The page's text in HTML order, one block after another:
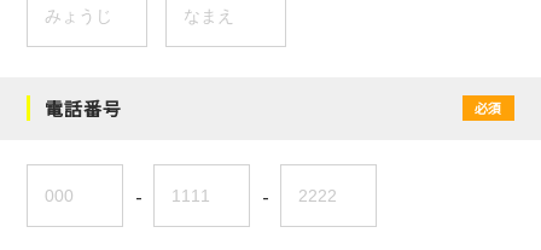
電話番号 必須
- -